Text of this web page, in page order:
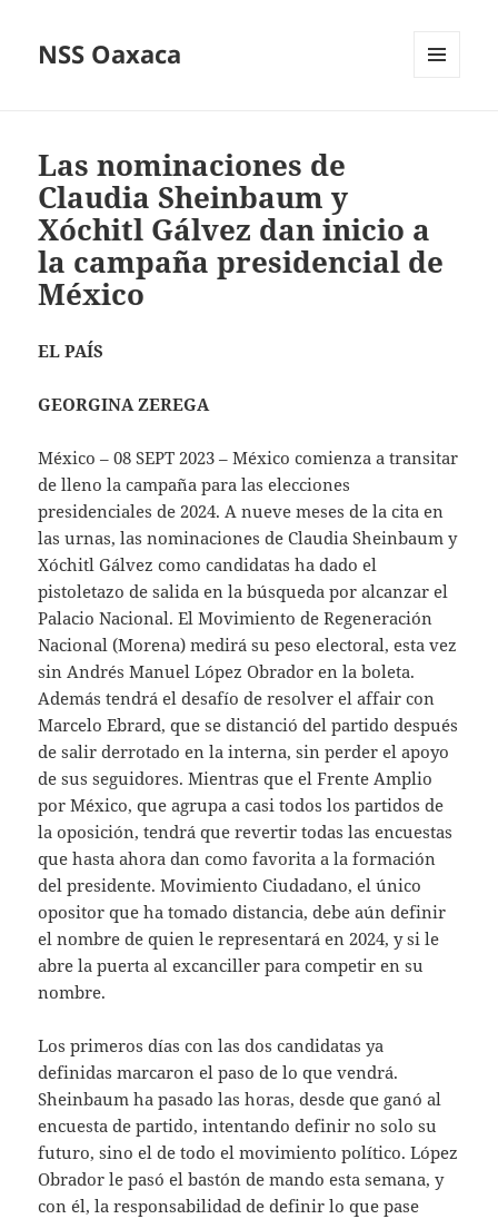
NSS Oaxaca
Las nominaciones de
Claudia Sheinbaum y
Xóchitl Gálvez dan inicio a
la campaña presidencial de
México
EL PAÍS
GEORGINA ZEREGA
México – 08 SEPT 2023 – México comienza a transitar
de lleno la campaña para las elecciones
presidenciales de 2024. A nueve meses de la cita en
las urnas, las nominaciones de Claudia Sheinbaum y
Xóchitl Gálvez como candidatas ha dado el
pistoletazo de salida en la búsqueda por alcanzar el
Palacio Nacional. El Movimiento de Regeneración
Nacional (Morena) medirá su peso electoral, esta vez
sin Andrés Manuel López Obrador en la boleta.
Además tendrá el desafío de resolver el affair con
Marcelo Ebrard, que se distanció del partido después
de salir derrotado en la interna, sin perder el apoyo
de sus seguidores. Mientras que el Frente Amplio
por México, que agrupa a casi todos los partidos de
la oposición, tendrá que revertir todas las encuestas
que hasta ahora dan como favorita a la formación
del presidente. Movimiento Ciudadano, el único
opositor que ha tomado distancia, debe aún definir
el nombre de quien le representará en 2024, y si le
abre la puerta al excanciller para competir en su
nombre.
Los primeros días con las dos candidatas ya
definidas marcaron el paso de lo que vendrá.
Sheinbaum ha pasado las horas, desde que ganó al
encuesta de partido, intentando definir no solo su
futuro, sino el de todo el movimiento político. López
Obrador le pasó el bastón de mando esta semana, y
con él, la responsabilidad de definir lo que pase